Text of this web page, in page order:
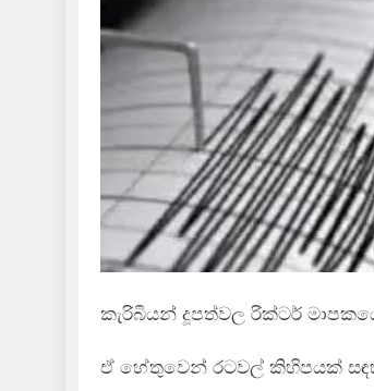
කැරිබියන් දූපත්වල රික්ටර්
ඒ හේතුවෙන් රටවල් කිහිපයක්